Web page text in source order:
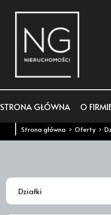
STRONA GŁÓWNA O
Strona główna Oferty